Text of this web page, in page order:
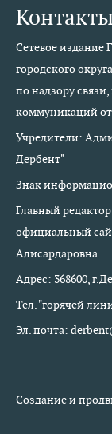
Контакты
Сетевое
городского
по надзору
коммуникаций от
Учредители:
Дербент"
Знак
Главный
официальный
Алисардаровна
Адрес: 368600,
Тел. "горячей
Эл. почта:
Создание и